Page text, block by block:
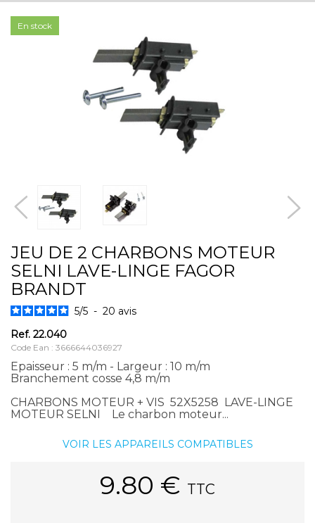
En stock
JEU DE 2 CHARBONS MOTEUR
SELNI LAVE-LINGE FAGOR
BRANDT
5/5 - 20 avis
Ref. 22.040
Code Ean : 3666644036927
Epaisseur : 5 m/m - Largeur : 10 m/m
Branchement cosse 4,8 m/m
CHARBONS MOTEUR + VIS 52X5258 LAVE-LINGE
MOTEUR SELNI Le charbon moteur...
VOIR LES APPAREILS COMPATIBLES
9.80 € TTC